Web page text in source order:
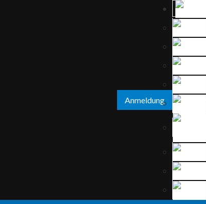
Anmeldung